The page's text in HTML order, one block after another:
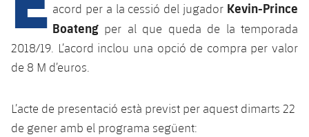
plusicon
més
Spotify Camp Nou
SUB13
SUB12
SUB11 B
SUB13 B
SUB12 C
Entrades
Gameday Shows
Resultats
Base
Barça Atlètic
Junior
Cadet A
Campus Estiu
PLUSICON
MÉS
Actualitat
Barça Atlètic
plusicon
acord per a la cessió del jugador Kevin-Prince
Boateng per al que queda de la temporada
2018/19. L’acord inclou una opció de compra per valor
de 8 M d’euros.
L’acte de presentació està previst per aquest dimarts 22
de gener amb el programa següent: